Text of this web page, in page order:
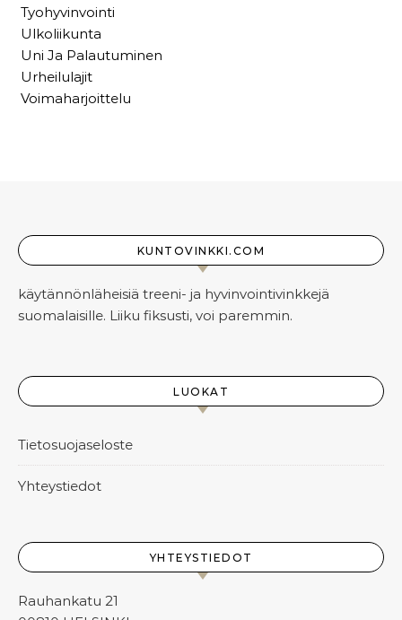
Tyohyvinvointi
Ulkoliikunta
Uni Ja Palautuminen
Urheilulajit
Voimaharjoittelu
KUNTOVINKKI.COM
käytännönläheisiä treeni- ja hyvinvointivinkkejä
suomalaisille. Liiku fiksusti, voi paremmin.
LUOKAT
Tietosuojaseloste
Yhteystiedot
YHTEYSTIEDOT
Rauhankatu 21